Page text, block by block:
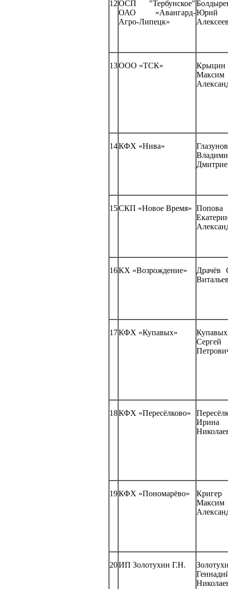
12ОСП "Тербунское"
ОАО «Авангард-
Агро-Липецк»
Юрий
13ООО «ТСК»
Крыцин
Максим
14КФХ «Нива»
Глазунов
15СКП «Новое Время» Попова
16КХ «Возрождение»
Драчёв
17КФХ «Купавых»
Купавых
Сергей
18КФХ «Пересёлково»
Ирина
19КФХ «Пономарёво»
Кригер
Максим
20ИП Золотухин Г.Н.